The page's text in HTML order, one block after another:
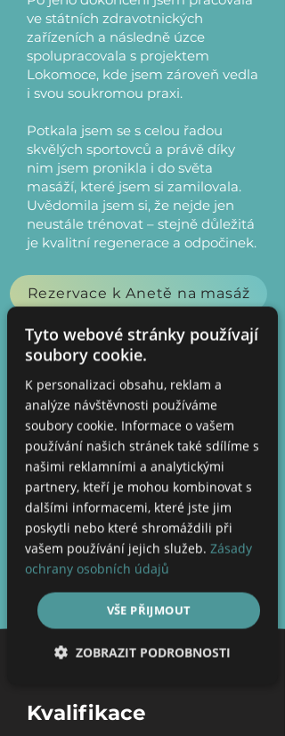
ve státních zdravotnických
zařízeních a následně úzce
spolupracovala s projektem
Lokomoce, kde jsem zároveň vedla
i svou soukromou praxi.
Potkala jsem se s celou řadou
skvělých sportovců a právě díky
nim jsem pronikla i do světa
masáží, které jsem si zamilovala.
Uvědomila jsem si, že nejde jen
neustále trénovat – stejně důležitá
je kvalitní regenerace a odpočinek.
Rezervace k Anetě na masáž
Kvalifikace
Tyto webové stránky používají
soubory cookie.
K personalizaci obsahu, reklam a
analýze návštěvnosti používáme
soubory cookie. Informace o vašem
používání našich stránek také sdílíme s
našimi reklamními a analytickými
partnery, kteří je mohou kombinovat s
dalšími informacemi, které jste jim
poskytli nebo které shromáždili při
vašem používání jejich služeb. Zásady
ochrany osobních údajů
VŠE PŘIJMOUT
ZOBRAZIT PODROBNOSTI